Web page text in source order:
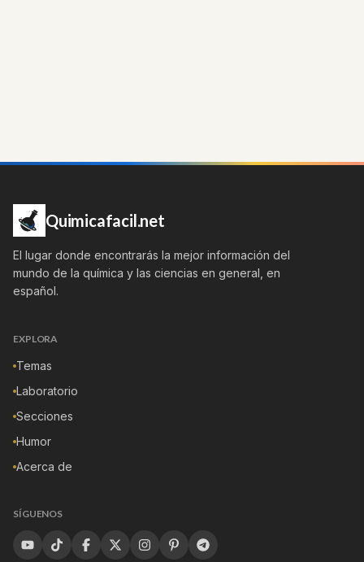
Quimicafacil.net
El lugar donde encontrarás la mejor información del
mundo de la química y las ciencias en general, en
español.
EXPLORA
Temas
Laboratorio
Secciones
Humor
Acerca de
SÍGUENOS